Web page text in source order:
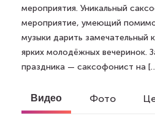
мероприятия. Уникальный
мероприятие, умеющий
музыки дарить замечательный
ярких молодёжных вечеринок.
праздника — саксофонист на
Видео Фото